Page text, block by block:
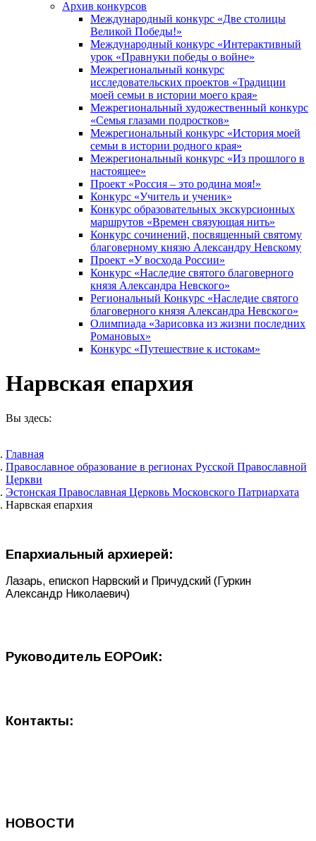
Архив конкурсов
Международный конкурс «Две столицы
Великой Победы!»
Международный конкурс «Интерактивный
урок «Правнуки победы о войне»
Межрегиональный конкурс
исследовательских проектов «Традиции
моей семьи в истории моего края»
Межрегиональный художественный конкурс
«Семья глазами подростков»
Межрегиональный конкурс «История моей
семьи в истории родного края»
Межрегиональный конкурс «Из прошлого в
настоящее»
Проект «Россия – это родина моя!»
Конкурс «Учитель и ученик»
Конкурс образовательных экскурсионных
маршрутов «Времен связующая нить»
Конкурс сочинений, посвященный святому
благоверному князю Александру Невскому
Проект «У восхода России»
Конкурс «Наследие святого благоверного
князя Александра Невского»
Региональный Конкурс «Наследие святого
благоверного князя Александра Невского»
Олимпиада «Зарисовка из жизни последних
Романовых»
Конкурс «Путешествие к истокам»
Нарвская епархия
Вы здесь:
Главная
Православное образование в регионах Русской Православной
Церкви
Эстонская Православная Церковь Московского Патриархата
Нарвская епархия
Епархиальный архиерей:
Лазарь, епископ Нарвский и Причудский (Гуркин
Александр Николаевич)
Руководитель ЕОРОиК:
Контакты:
НОВОСТИ